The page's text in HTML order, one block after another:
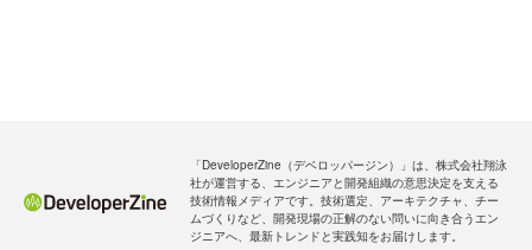
「DeveloperZine（デベロッパージン）」は、株式会社翔泳
社が運営する、エンジニアと開発組織の意思決定を支える
技術情報メディアです。技術選定、アーキテクチャ、チー
ムづくりなど、開発現場の正解のない問いに向き合うエン
ジニアへ、最新トレンドと実践知をお届けします。